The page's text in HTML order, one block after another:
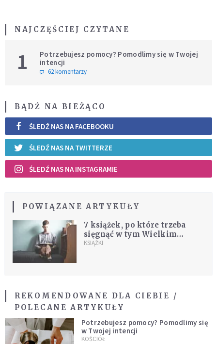
NAJCZĘŚCIEJ CZYTANE
1
Potrzebujesz pomocy? Pomodlimy się w Twojej
intencji
62 komentarzy
BĄDŹ NA BIEŻĄCO
ŚLEDŹ NAS NA FACEBOOKU
ŚLEDŹ NAS NA TWITTERZE
ŚLEDŹ NAS NA INSTAGRAMIE
POWIĄZANE ARTYKUŁY
7 książek, po które trzeba
sięgnąć w tym Wielkim
Poście
KSIĄŻKI
REKOMENDOWANE DLA CIEBIE /
POLECANE ARTYKUŁY
Potrzebujesz pomocy? Pomodlimy się
w Twojej intencji
KOŚCIÓŁ